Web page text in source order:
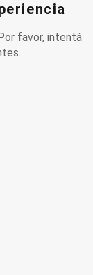
favor, intentá